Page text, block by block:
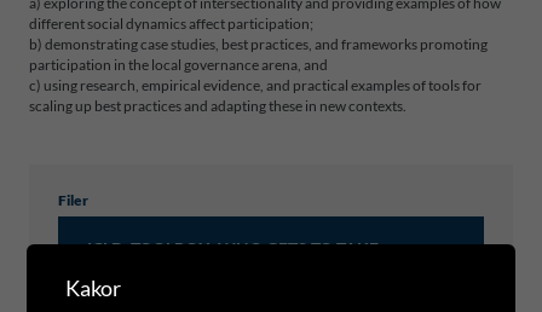
different social dynamics affect participation;
b) demonstrating case studies, best practices, and frameworks promoting
participation in the local governance arena, and
c) using research, empirical evidence, and practical examples of tools for
scaling up best practices and adapting these in new contexts.
Filer
ICLD_TOOLBOX_WHO GETS TO TAKE
Kakor